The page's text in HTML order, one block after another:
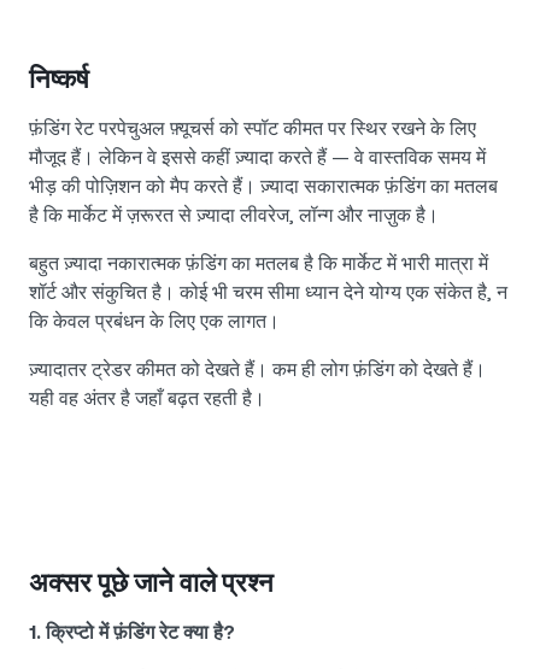
निष्कर्ष
फ़ंडिंग रेट परपेचुअल फ़्यूचर्स को स्पॉट कीमत पर स्थिर रखने के लिए
मौजूद हैं। लेकिन वे इससे कहीं ज़्यादा करते हैं — वे वास्तविक समय में
भीड़ की पोज़िशन को मैप करते हैं। ज़्यादा सकारात्मक फ़ंडिंग का मतलब
है कि मार्केट में ज़रूरत से ज़्यादा लीवरेज, लॉन्ग और नाज़ुक है।
बहुत ज़्यादा नकारात्मक फ़ंडिंग का मतलब है कि मार्केट में भारी मात्रा में
शॉर्ट और संकुचित है। कोई भी चरम सीमा ध्यान देने योग्य एक संकेत है, न
कि केवल प्रबंधन के लिए एक लागत।
ज़्यादातर ट्रेडर कीमत को देखते हैं। कम ही लोग फ़ंडिंग को देखते हैं।
यही वह अंतर है जहाँ बढ़त रहती है।
अक्सर पूछे जाने वाले प्रश्न
1. क्रिप्टो में फ़ंडिंग रेट क्या है?